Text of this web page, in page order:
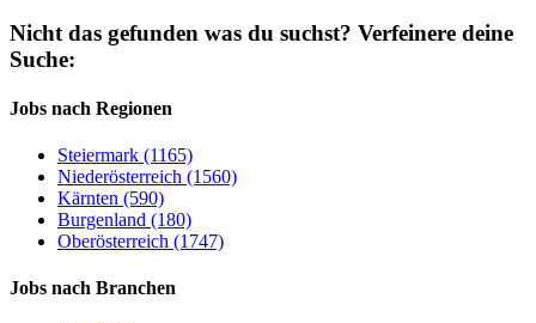
Nicht das gefunden was du suchst? Verfeinere deine
Suche:
Jobs nach Regionen
Steiermark (1165)
Niederösterreich (1560)
Kärnten (590)
Burgenland (180)
Oberösterreich (1747)
Jobs nach Branchen